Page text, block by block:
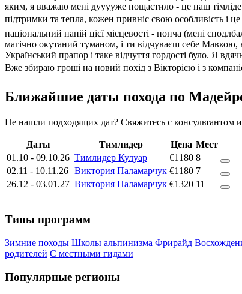
яким, я вважаю мені дууууже пощастило - це наш
підтримки та тепла, кожен привніс свою особливість і
національний напій цієї місцевості - понча (мені
магічно окутаний туманом, і ти відчуваєш себе
Український прапор і таке відчуття гордості було. Я
Вже збираю гроші на новий похід з Вікторією і з
Ближайшие даты похода по
Не нашли подходящих дат? Свяжитесь с консультантом
Даты Тимлидер Цена Мест
01.10 - 09.10.26 Тимлидер Кулуар €1180 8
02.11 - 10.11.26 Виктория Паламарчук €1180 7
26.12 - 03.01.27 Виктория Паламарчук €1320 11
Типы программ
Зимние походы Школы альпинизма Фрирайд
родителей С местными гидами
Популярные регионы